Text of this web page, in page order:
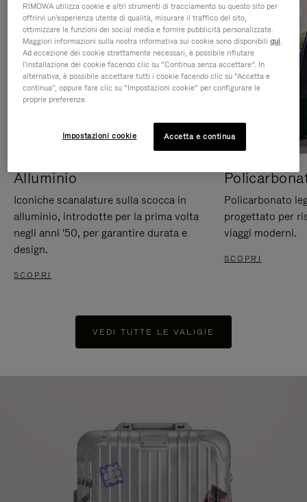
Alluminio
Iconiche scanalature sulla scocca in
alluminio, introdotte per la prima volta
negli anni '50, per garantire durata e
design.
SCOPRI
Policarbonato
progettato per
viaggi moderni.
SCOPRI
VEDI TUTTE LE VALIGIE
RIMOWA utilizza cookie e altri strumenti di tracciamento su questo sito per
offrirvi un'esperienza utente di qualità, misurare il traffico del sito,
ottimizzare le funzioni dei social media e fornire pubblicità personalizzate.
Maggiori informazioni sulla nostra informativa sui cookie sono disponibiliqui.
Ad eccezione dei cookie strettamente necessari, è possibile rifiutare
l'installazione dei cookie facendo clic su “Continua senza accettare”. In
alternativa, è possibile accettare tutti i cookie facendo clic su “Accetta e
continua”, oppure fare clic su “Impostazioni cookie” per configurare le
proprie preferenze.
Impostazioni cookie Accetta e continua